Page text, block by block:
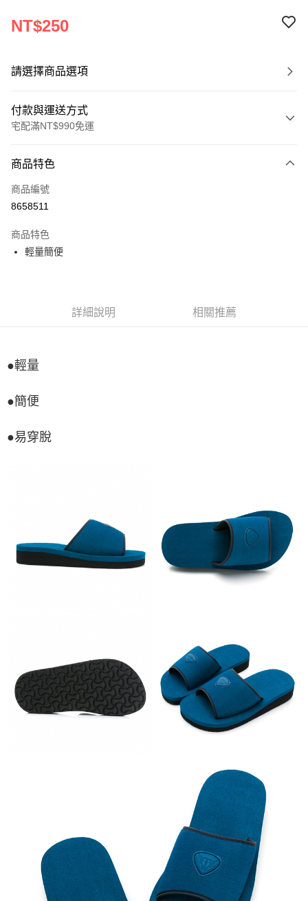
NT$250
請選擇商品選項
付款與運送方式
宅配滿NT$990免運
信用卡一次付款
LINE Pay
悠遊付
運送方式
每筆NT$80，滿NT$990(含以上)免運費
每筆NT$80，滿NT$699(含以上)免運費
商品特色
商品編號
8658511
商品特色
輕量簡便
詳細說明 相關推薦
●輕量
●簡便
●易穿脫